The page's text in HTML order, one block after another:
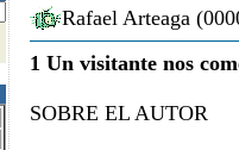
Rafael Arteaga
1 Un visitante nos
SOBRE EL AUTOR